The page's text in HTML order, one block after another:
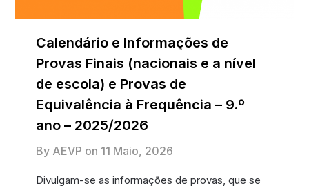
Calendário e Informações de
Provas Finais (nacionais e a nível
de escola) e Provas de
Equivalência à Frequência – 9.º
ano – 2025/2026
By AEVP on 11 Maio, 2026
Divulgam-se as informações de provas, que se